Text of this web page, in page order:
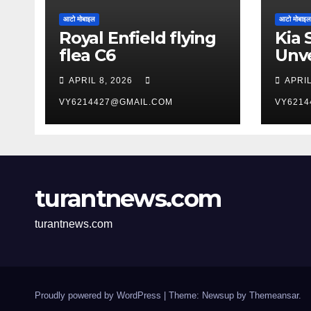
आटो मोबाइल
Royal Enfield flying
flea C6
APRIL 8, 2026
VY6214427@GMAIL.COM
आटो मोबाइल
Kia
turantnews.com
turantnews.com
Proudly powered by WordPress Theme: Newsup by Themeansar.